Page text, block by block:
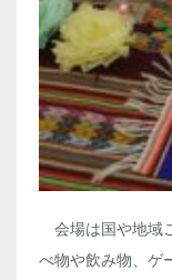
会場は国や地域
べ物や飲み物、ゲ